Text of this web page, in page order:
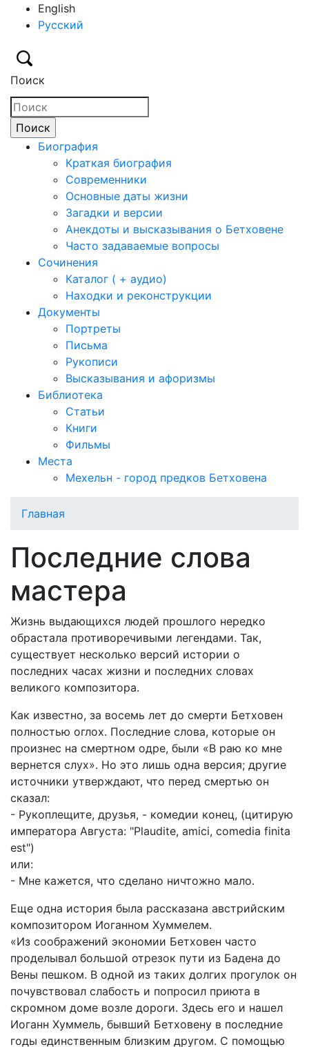
English
Русский
Поиск
Биография
Краткая биография
Современники
Основные даты жизни
Загадки и версии
Анекдоты и высказывания о Бетховене
Часто задаваемые вопросы
Сочинения
Каталог ( + аудио)
Находки и реконструкции
Документы
Портреты
Письма
Рукописи
Высказывания и афоризмы
Библиотека
Статьи
Книги
Фильмы
Места
Мехельн - город предков Бетховена
Главная
Последние слова
мастера
Жизнь выдающихся людей прошлого нередко
обрастала противоречивыми легендами. Так,
существует несколько версий истории о
последних часах жизни и последних словах
великого композитора.
Как известно, за восемь лет до смерти Бетховен
полностью оглох. Последние слова, которые он
произнес на смертном одре, были «В раю ко мне
вернется слух». Но это лишь одна версия; другие
источники утверждают, что перед смертью он
сказал:
- Рукоплещите, друзья, - комедии конец, (цитирую
императора Августа: "Plaudite, amici, comedia finita
est")
или:
- Мне кажется, что сделано ничтожно мало.
Еще одна история была рассказана австрийским
композитором Иоганном Хуммелем.
«Из соображений экономии Бетховен часто
проделывал большой отрезок пути из Бадена до
Вены пешком. В одной из таких долгих прогулок он
почувствовал слабость и попросил приюта в
скромном доме возле дороги. Здесь его и нашел
Иоганн Хуммель, бывший Бетховену в последние
годы единственным близким другом. С помощью